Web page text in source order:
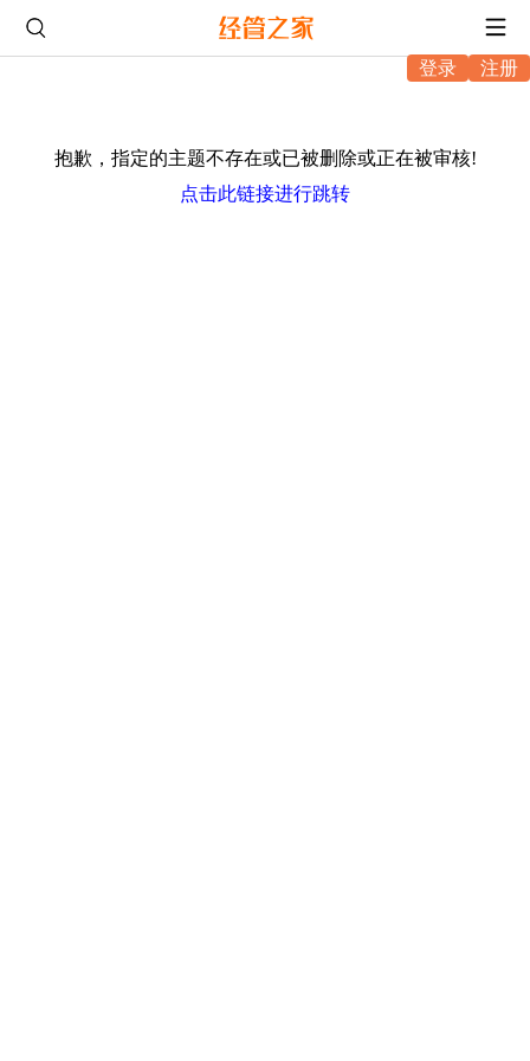
登录 注册
抱歉，指定的主题不存在或已被删除或正在被审核!
点击此链接进行跳转